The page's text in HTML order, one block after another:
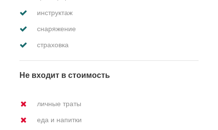
инструктаж
снаряжение
страховка
Не входит в стоимость
личные траты
еда и напитки